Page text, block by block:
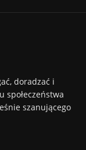
doradzać i
społeczeństwa
szanującego